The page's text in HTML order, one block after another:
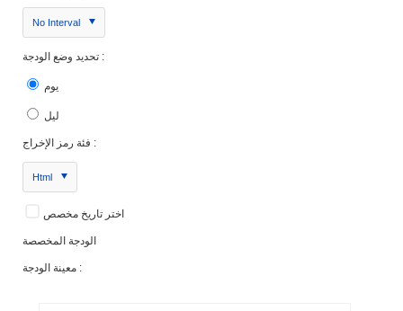
No Interval
تحديد وضع الودجة :
يوم
ليل
فئة رمز الإخراج :
Html
اختر تاريخ مخصص
الودجة المخصصة
معينة الودجة :